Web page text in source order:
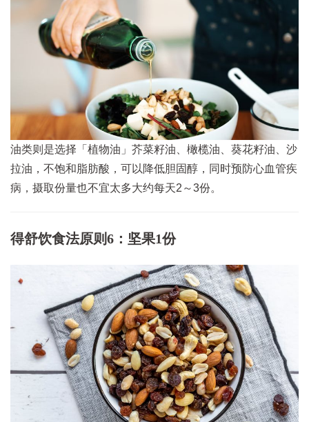
油类则是选择「植物油」芥菜籽油、橄榄油、葵花籽油、沙
拉油，不饱和脂肪酸，可以降低胆固醇，同时预防心血管疾
病，摄取份量也不宜太多大约每天2～3份。
得舒饮食法原则6：坚果1份